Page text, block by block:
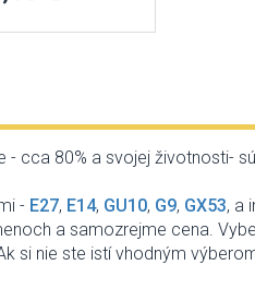
cca 80% a svojej životnosti-
- E27, E14, GU10, G9, GX53, a
a samozrejme cena.
nie ste istí vhodným